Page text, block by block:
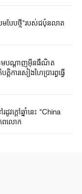
បែបថ្មី"របស់ជប៉ុនលាត
តាមបណ្តាញអ៊ីនធឺណិត
ការសៀងហៃប្រារព្ធធ្វើ
ក្តៅឆ្នាំនេះ "China
ពលោក